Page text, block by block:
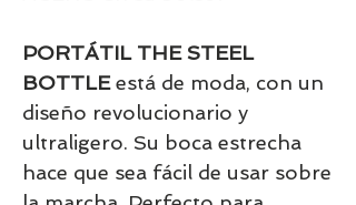
PORTÁTIL THE STEEL
BOTTLEestá de moda, con un
diseño revolucionario y
ultraligero. Su boca estrecha
hace que sea fácil de usar sobre